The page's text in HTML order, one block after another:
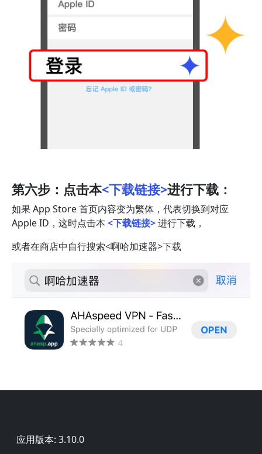
第六步：点击本<下载链接>进行下载：
如果 App Store 首页内容变为繁体，代表切换到对应
Apple ID，这时点击本 <下载链接>进行下载，
或者在商店中自行搜索<啊哈加速器>下载
页脚
应用版本: 3.10.0